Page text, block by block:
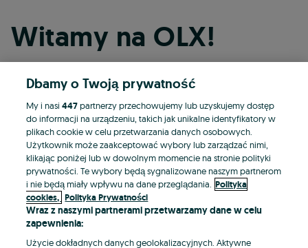
Witamy na OLX!
Kontynuuj przez Facebooka
Kontynuuj przez konto Apple
Kontynuuj przez konto Google
LUB
Dbamy o Twoją prywatność
My i nasi447partnerzy przechowujemy lub uzyskujemy dostęp
do informacji na urządzeniu, takich jak unikalne identyfikatory w
plikach cookie w celu przetwarzania danych osobowych.
Użytkownik może zaakceptować wybory lub zarządzać nimi,
klikając poniżej lub w dowolnym momencie na stronie polityki
prywatności. Te wybory będą sygnalizowane naszym partnerom
i nie będą miały wpływu na dane przeglądania. Polityka
cookies, Polityka Prywatności
Wraz z naszymi partnerami przetwarzamy dane w celu
zapewnienia:
Użycie dokładnych danych geolokalizacyjnych. Aktywne